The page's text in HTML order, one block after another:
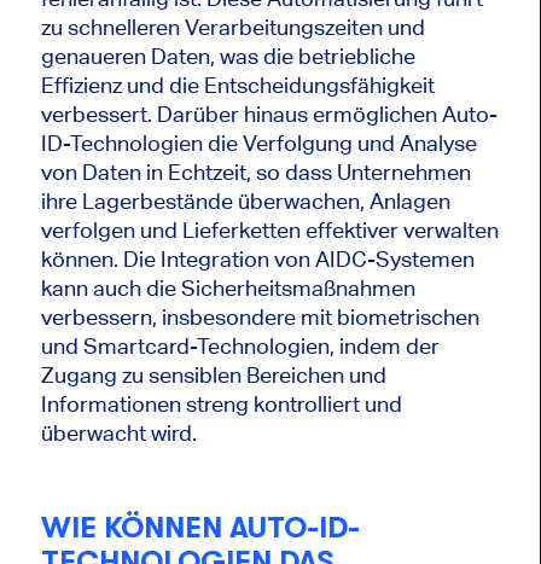
zu schnelleren Verarbeitungszeiten und
genaueren Daten, was die betriebliche
Effizienz und die Entscheidungsfähigkeit
verbessert. Darüber hinaus ermöglichen Auto-
ID-Technologien die Verfolgung und Analyse
von Daten in Echtzeit, so dass Unternehmen
ihre Lagerbestände überwachen, Anlagen
verfolgen und Lieferketten effektiver verwalten
können. Die Integration von AIDC-Systemen
kann auch die Sicherheitsmaßnahmen
verbessern, insbesondere mit biometrischen
und Smartcard-Technologien, indem der
Zugang zu sensiblen Bereichen und
Informationen streng kontrolliert und
überwacht wird.
WIE KÖNNEN AUTO-ID-